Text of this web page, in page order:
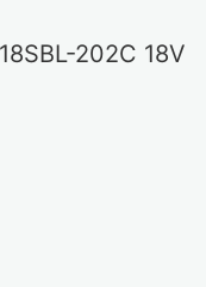
202C 18V